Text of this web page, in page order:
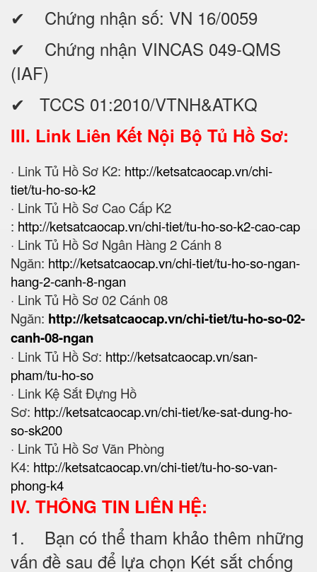
✔ Chứng nhận số: VN 16/0059
✔ Chứng nhận VINCAS 049-QMS
(IAF)
✔ TCCS 01:2010/VTNH&ATKQ
III. Link Liên Kết Nội Bộ Tủ Hồ Sơ:
· Link Tủ Hồ Sơ K2: http://ketsatcaocap.vn/chi-
tiet/tu-ho-so-k2
· Link Tủ Hồ Sơ Cao Cấp K2
: http://ketsatcaocap.vn/chi-tiet/tu-ho-so-k2-cao-cap
· Link Tủ Hồ Sơ Ngân Hàng 2 Cánh 8
Ngăn: http://ketsatcaocap.vn/chi-tiet/tu-ho-so-ngan-
hang-2-canh-8-ngan
· Link Tủ Hồ Sơ 02 Cánh 08
Ngăn: http://ketsatcaocap.vn/chi-tiet/tu-ho-so-02-
canh-08-ngan
· Link Tủ Hồ Sơ: http://ketsatcaocap.vn/san-
pham/tu-ho-so
· Link Kệ Sắt Đựng Hồ
Sơ: http://ketsatcaocap.vn/chi-tiet/ke-sat-dung-ho-
so-sk200
· Link Tủ Hồ Sơ Văn Phòng
K4: http://ketsatcaocap.vn/chi-tiet/tu-ho-so-van-
phong-k4
IV. THÔNG TIN LIÊN HỆ:
1. Bạn có thể tham khảo thêm những
vấn đề sau để lựa chọn Két sắt chống